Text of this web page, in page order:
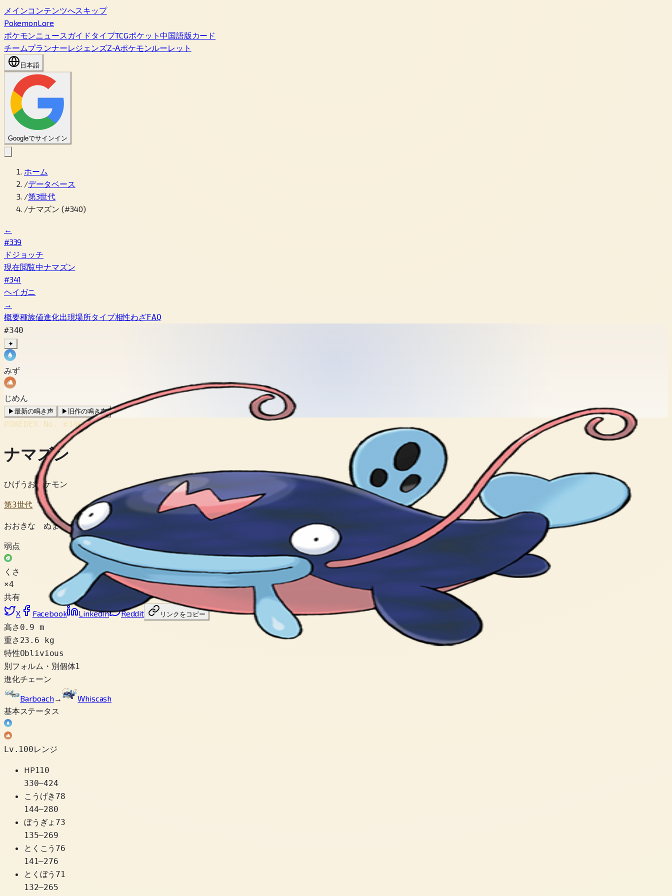
メインコンテンツへスキップ
PokemonLore
ポケモンニュース ガイド タイプTCGポケット中国語版カード
チームプランナーレジェンズZ-Aポケモンルーレット
日本語
Googleでサインイン
ホーム
/データベース
/第3世代
/ナマズン (#340)
←
#339
ドジョッチ
現在閲覧中ナマズン
#341
ヘイガニ
→
概要種族値進化出現場所タイプ相性わざFAQ
#340
✦
みず
じめん
▶最新の鳴き声 ▶ 旧作の鳴き声
POKÉDEX No. #340
ナマズン
ひげうおポケモン
第3世代
おおきな ぬまを なわばりにする。 てきが ちかづくと おおあばれして おおきな じしんを おこすのだ。
弱点
くさ
×4
共有
X
Facebook LinkedIn Reddit リンクをコピー
高さ 0.9 m
重さ 23.6 kg
特性Oblivious
別フォルム・別個体1
進化チェーン
Barboach→
Whiscash
基本ステータス
Lv.100レンジ
HP110
330–424
こうげき 78
144–280
ぼうぎょ 73
135–269
とくこう 76
141–276
とくぼう 71
132–265